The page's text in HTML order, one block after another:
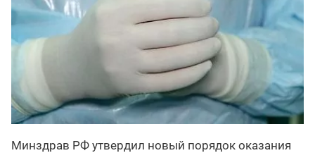
Минздрав РФ утвердил новый порядок оказания